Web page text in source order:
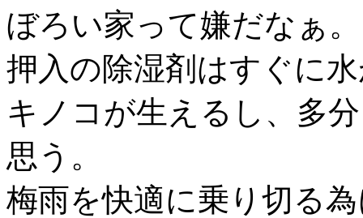
ぼろい家って嫌だなぁ
押入の除湿剤はすぐに
キノコが生えるし、多
思う。
梅雨を快適に乗り切る